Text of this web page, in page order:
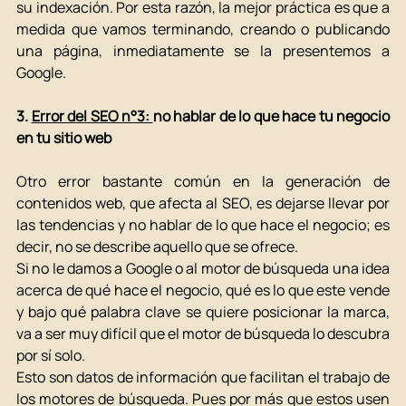
su indexación. Por esta razón, la mejor práctica es que a
medida que vamos terminando, creando o publicando
una página, inmediatamente se la presentemos a
Google.
3. Error del SEO n°3: no hablar de lo que hace tu negocio
en tu sitio web
Otro error bastante común en la generación de
contenidos web, que afecta al SEO, es dejarse llevar por
las tendencias y no hablar de lo que hace el negocio; es
decir, no se describe aquello que se ofrece.
Si no le damos a Google o al motor de búsqueda una idea
acerca de qué hace el negocio, qué es lo que este vende
y bajo qué palabra clave se quiere posicionar la marca,
va a ser muy difícil que el motor de búsqueda lo descubra
por sí solo.
Esto son datos de información que facilitan el trabajo de
los motores de búsqueda. Pues por más que estos usen